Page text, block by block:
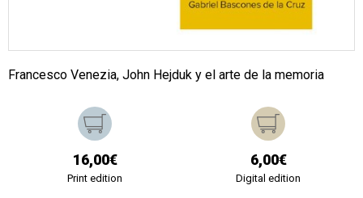
Francesco Venezia, John Hejduk y el arte de la memoria
16,00€
Print edition
6,00€
Digital edition